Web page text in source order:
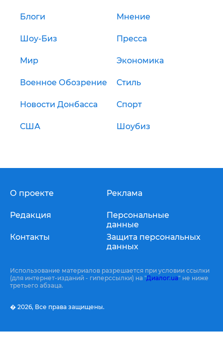
Блоги Мнение
Шоу-Биз Пресса
Мир Экономика
Военное Обозрение Стиль
Новости Донбасса Спорт
США Шоубиз
О проекте
Редакция
Контакты
Реклама
Персональные
данные
Защита персональных
данных
Использование материалов разрешается при условии ссылки
(для интернет-изданий - гиперссылки) на "Диалог.ua" не ниже
третьего абзаца.
� 2026, Все права защищены.